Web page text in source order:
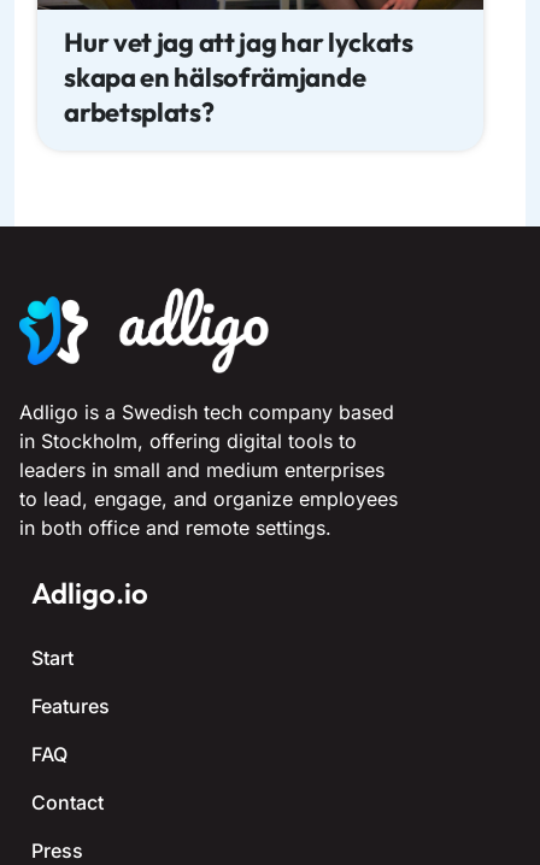
Hur vet jag att jag har lyckats
skapa en hälsofrämjande
arbetsplats?
Adligo is a Swedish tech company based
in Stockholm, offering digital tools to
leaders in small and medium enterprises
to lead, engage, and organize employees
in both office and remote settings.
Adligo.io
Start
Features
FAQ
Contact
Press